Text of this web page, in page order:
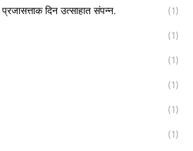
दिन उत्साहात संपन्न. (1)
(1)
(1)
(1)
(1)
(1)